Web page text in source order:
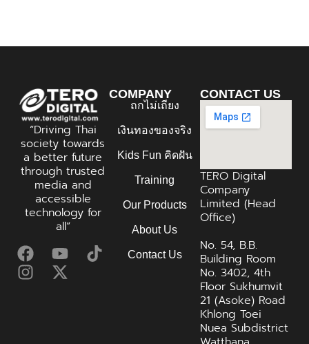
“Driving Thai
society towards
a better future
through trusted
media and
accessible
technology for
all”
COMPANY
ถกไม่เถียง
เงินทองของจริง
Kids Fun คิดฝัน
Training
Our Products
About Us
Contact Us
CONTACT US
TERO Digital
Company
Limited (Head
Office)
No. 54, B.B.
Building Room
No. 3402, 4th
Floor Sukhumvit
21 (Asoke) Road
Khlong Toei
Nuea Subdistrict